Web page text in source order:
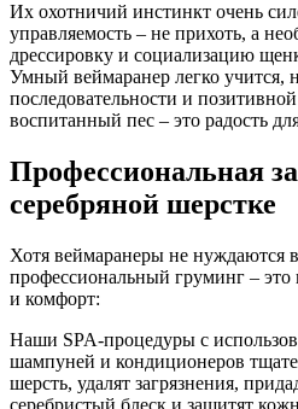
Их охотничий инстинкт очень
управляемость – не прихоть, а
дрессировку и социализацию
Умный веймаранер легко учится,
последовательности и
воспитанный пес – это радость
Профессиональная
серебряной шерстке
Хотя веймаранеры не нуждаются
профессиональный груминг –
и комфорт:
Наши SPA-процедуры с
шампуней и кондиционеров
шерсть, удалят загрязнения,
серебристый блеск и защитят